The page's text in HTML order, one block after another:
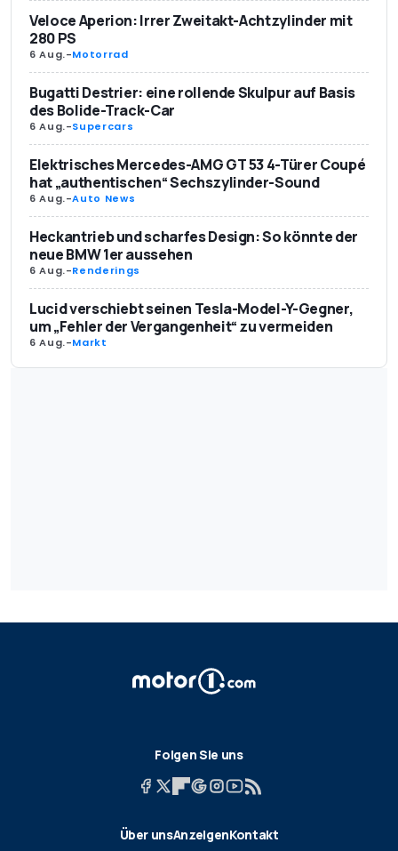
Veloce Aperion: Irrer Zweitakt-Achtzylinder mit
280 PS
6 Aug.-Motorrad
Bugatti Destrier: eine rollende Skulpur auf Basis
des Bolide-Track-Car
6 Aug.-Supercars
Elektrisches Mercedes-AMG GT 53 4-Türer Coupé
hat „authentischen“ Sechszylinder-Sound
6 Aug.-Auto News
Heckantrieb und scharfes Design: So könnte der
neue BMW 1er aussehen
6 Aug.-Renderings
Lucid verschiebt seinen Tesla-Model-Y-Gegner,
um „Fehler der Vergangenheit“ zu vermeiden
6 Aug.-Markt
Folgen Sie uns
Über unsAnzeigenKontakt